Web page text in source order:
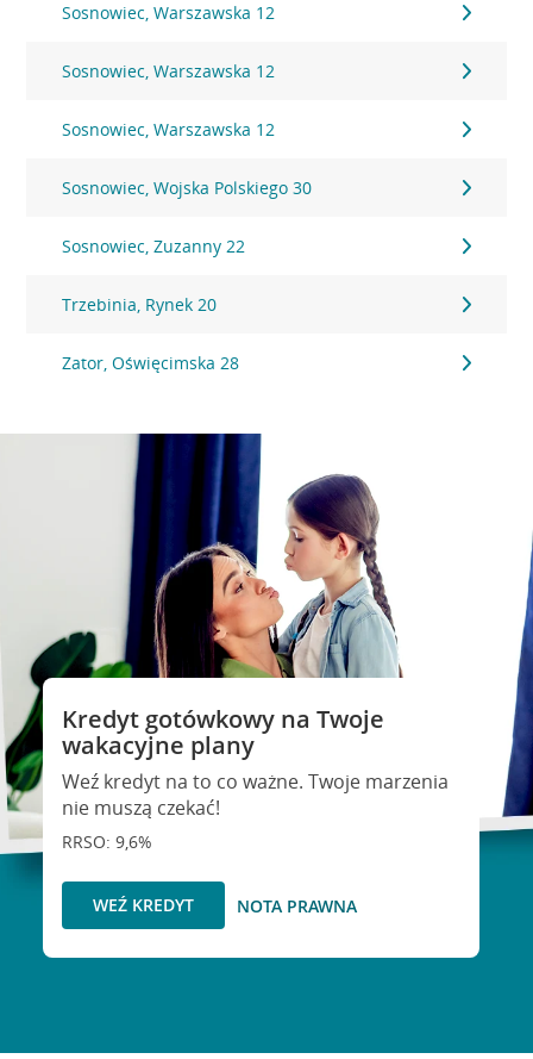
Sosnowiec, Warszawska 12
Sosnowiec, Warszawska 12
Sosnowiec, Warszawska 12
Sosnowiec, Wojska Polskiego 30
Sosnowiec, Zuzanny 22
Trzebinia, Rynek 20
Zator, Oświęcimska 28
Kredyt gotówkowy na Twoje
wakacyjne plany
Weź kredyt na to co ważne. Twoje marzenia
nie muszą czekać!
RRSO: 9,6%
WEŹ KREDYT NOTA PRAWNA